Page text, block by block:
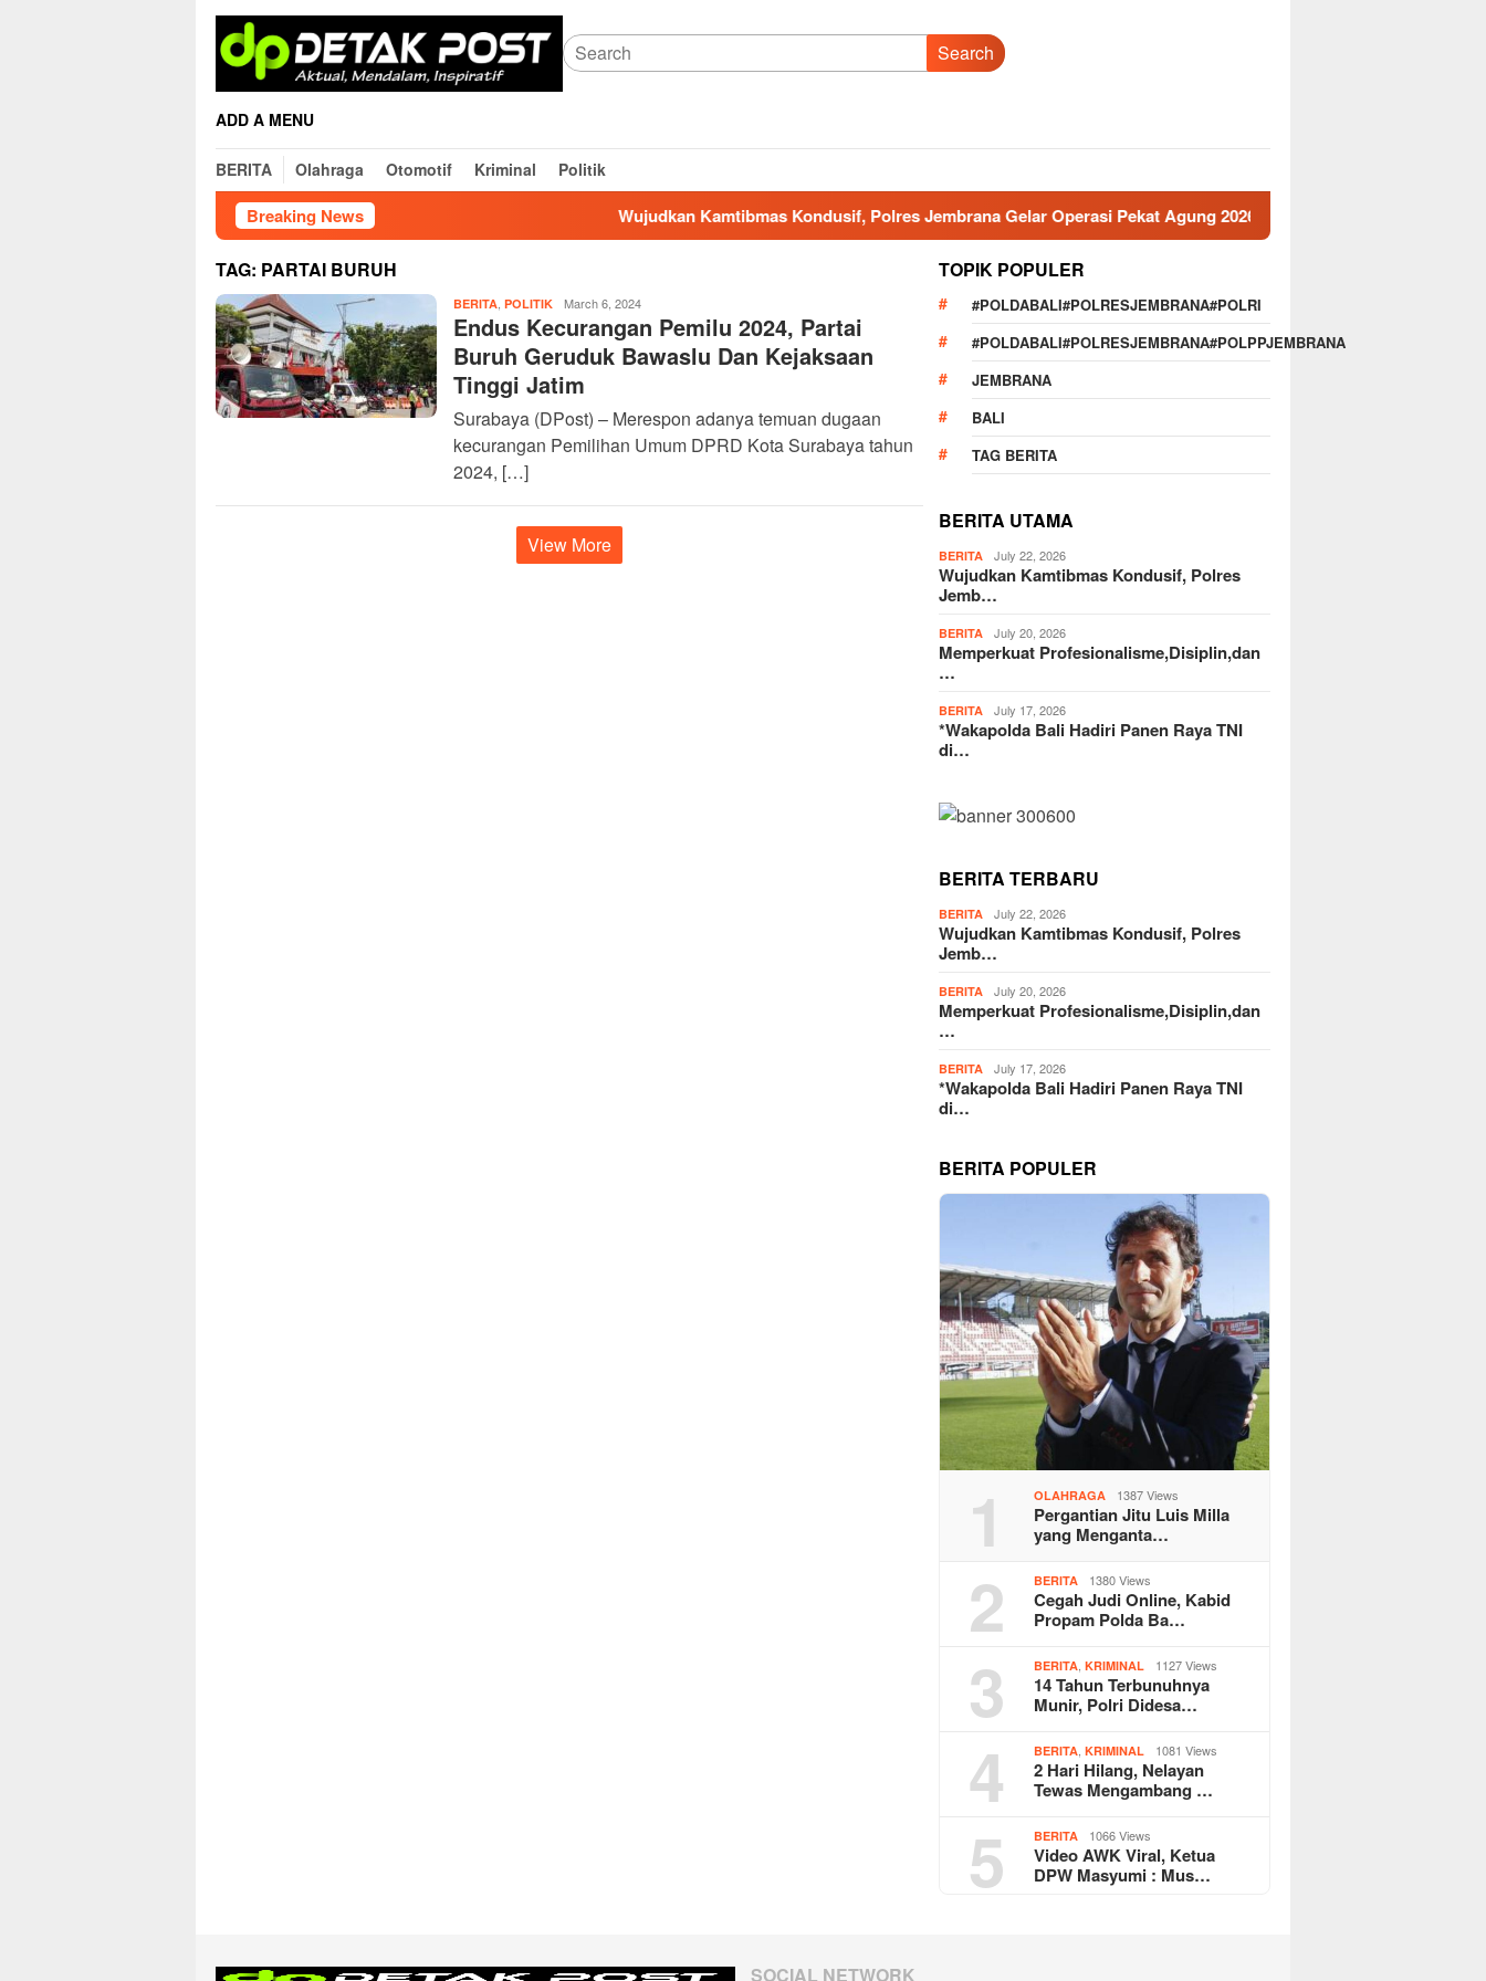
Skip
content
Search
ADD A MENU
BERITA Olahraga Otomotif Kriminal Politik
Breaking News Wujudkan Kamtibmas Kondusif, Polres Jembrana Gelar Operasi Pekat Agung 2026
TAG: PARTAI BURUH
BERITA POLITIK admin
March 6, 2024
Endus Kecurangan Pemilu 2024, Partai
Buruh Geruduk Bawaslu Dan Kejaksaan
Tinggi Jatim
Surabaya (DPost) – Merespon adanya temuan dugaan
kecurangan Pemilihan Umum DPRD Kota Surabaya tahun
2024, […]
View More
TOPIK POPULER
#POLDABALI#POLRESJEMBRANA#POLRI
#POLDABALI#POLRESJEMBRANA#POLPPJEMBRANA
JEMBRANA
BALI
TAG BERITA
BERITA UTAMA
BERITA July 22, 2026
Wujudkan Kamtibmas Kondusif, Polres
Jemb…
BERITA July 20, 2026
Memperkuat Profesionalisme,Disiplin,dan
…
BERITA July 17, 2026
*Wakapolda Bali Hadiri Panen Raya TNI
di…
BERITA TERBARU
BERITA July 22, 2026
Wujudkan Kamtibmas Kondusif, Polres
Jemb…
BERITA July 20, 2026
Memperkuat Profesionalisme,Disiplin,dan
…
BERITA July 17, 2026
*Wakapolda Bali Hadiri Panen Raya TNI
di…
BERITA POPULER
1 OLAHRAGA 1387 Views
Pergantian Jitu Luis Milla
yang Menganta…
2 BERITA 1380 Views
Cegah Judi Online, Kabid
Propam Polda Ba…
3 BERITA ,KRIMINAL 1127 Views
14 Tahun Terbunuhnya
Munir, Polri Didesa…
4 BERITA ,KRIMINAL 1081 Views
2 Hari Hilang, Nelayan
Tewas Mengambang …
5 BERITA 1066 Views
Video AWK Viral, Ketua
DPW Masyumi : Mus…
SOCIAL NETWORK